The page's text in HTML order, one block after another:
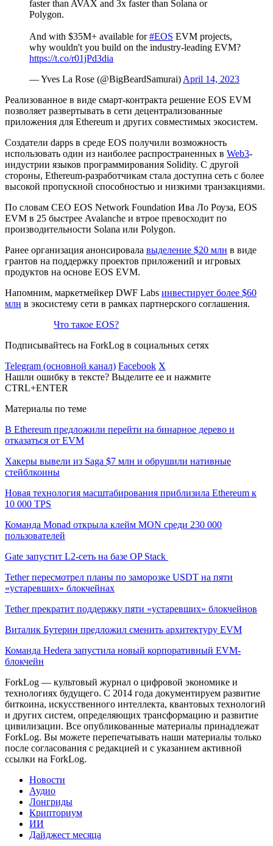
faster than AVAX and 3x faster than Solana or
Polygon.
And with $35M+ available for#EOS EVM projects,
why wouldn't you build on the industry-leading EVM?
https://t.co/r01jPd3dia
— Yves La Rose (@BigBeardSamurai) April 14, 2023
Реализованное в виде смарт-контракта решение EOS EVM
позволяет развертывать в сети децентрализованные
приложения для Ethereum и других совместимых экосистем.
Создатели dapps в среде EOS получили возможность
использовать один из наиболее распространенных в Web3-
индустрии языков программирования Solidity. С другой
стороны, Ethereum-разработчикам стала доступна сеть с более
высокой пропускной способностью и низкими транзакциями.
По словам CEO EOS Network Foundation Ива Ло Роуза, EOS
EVM в 25 быстрее Avalanche и втрое превосходит по
производительности Solana или Polygon.
Ранее организация анонсировала выделение $20 млн в виде
грантов на поддержку проектов приложений и игровых
продуктов на основе EOS EVM.
Напомним, маркетмейкер DWF Labs инвестирует более $60
млн в экосистему сети в рамках партнерского соглашения.
Что такое EOS?
Подписывайтесь на ForkLog в социальных сетях
Telegram (основной канал) Facebook X
Нашли ошибку в тексте? Выделите ее и нажмите
CTRL+ENTER
Материалы по теме
В Ethereum предложили перейти на бинарное дерево и
отказаться от EVM
Хакеры вывели из Saga $7 млн и обрушили нативные
стейблкоины
Новая технология масштабирования приблизила Ethereum к
10 000 TPS
Команда Monad открыла клейм MON среди 230 000
пользователей
Gate запустит L2-сеть на базе OP Stack
Tether пересмотрел планы по заморозке USDT на пяти
«устаревших» блокчейнах
Tether прекратит поддержку пяти «устаревших» блокчейнов
Виталик Бутерин предложил сменить архитектуру EVM
Команда Hedera запустила новый корпоративный EVM-
блокчейн
ForkLog — культовый журнал о цифровой экономике и
технологиях будущего. С 2014 года документируем развитие
биткоина, искусственного интеллекта, квантовых технологий
и других систем, определяющих трансформацию и развитие
цивилизации. Все опубликованные материалы принадлежат
ForkLog. Вы можете перепечатывать наши материалы только
после согласования с редакцией и с указанием активной
ссылки на ForkLog.
Новости
Аудио
Лонгриды
Крипториум
ИИ
Дайджест месяца